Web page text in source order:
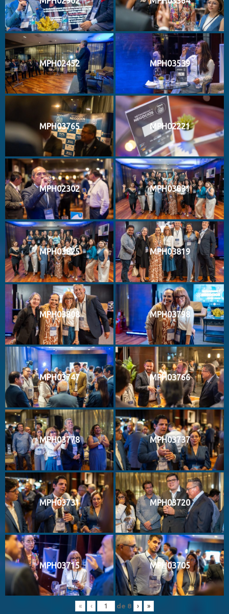
MPH02452 MPH03539
MPH03765 MPH02221
MPH02302 MPH03831
MPH03825 MPH03819
MPH03808 MPH03798
MPH03747 MPH03766
MPH03778 MPH03737
MPH03731 MPH03720
MPH03715 MPH03705
« ‹ de 8 › »